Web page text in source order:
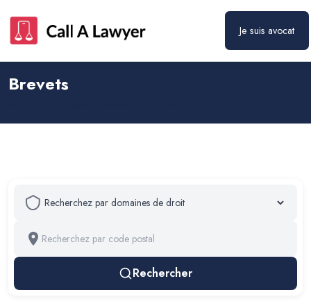
Je suis avocat
Brevets
Rechercher